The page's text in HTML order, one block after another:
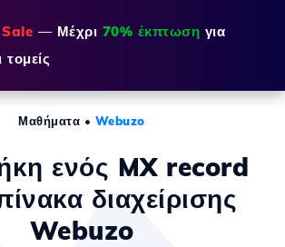
— Μέχρι 70% έκπτωση για
τομείς
Μαθήματα • Webuzo
ενός MX record
διαχείρισης
Webuzo